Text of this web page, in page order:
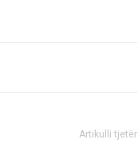
Artikulli tjetër